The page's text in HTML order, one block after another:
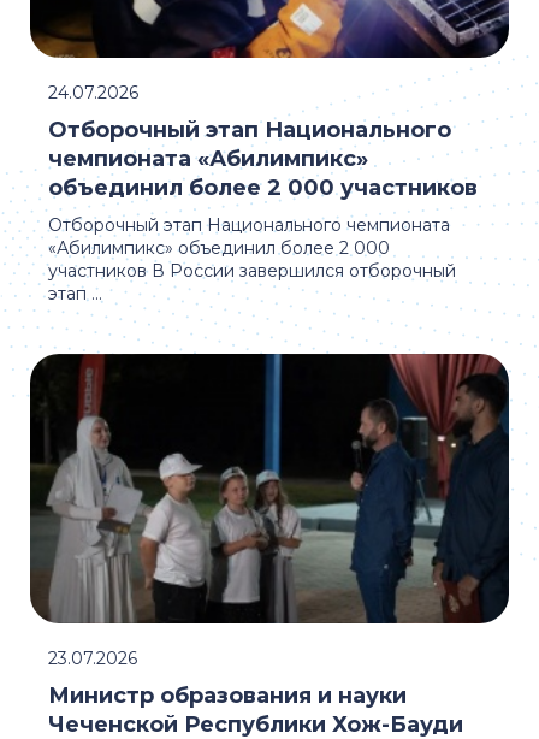
Отборочный этап Национального чемпионата
«Абилимпикс» объединил более 2 000
участников В России завершился отборочный
этап ...
Отборочный этап Национального
чемпионата «Абилимпикс»
объединил более 2 000 участников
24.07.2026
Министр образования и науки
Чеченской Республики Хож-Бауди
23.07.2026